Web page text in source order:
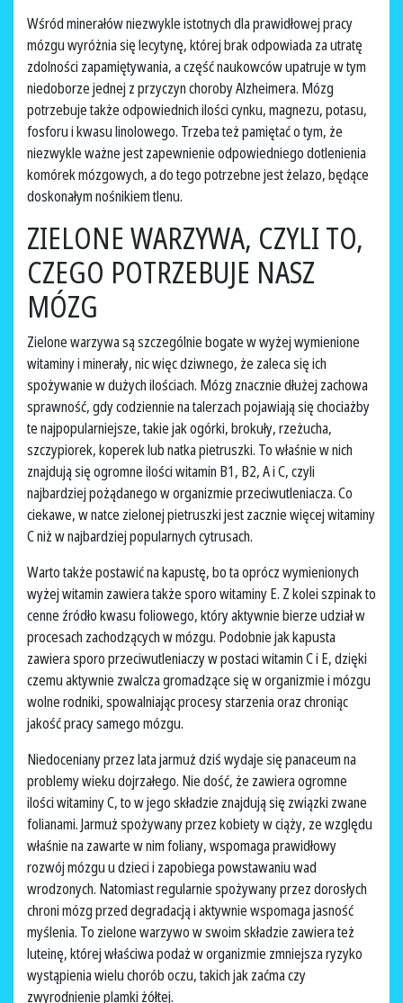
Wśród minerałów niezwykle istotnych dla prawidłowej pracy
mózgu wyróżnia się lecytynę, której brak odpowiada za utratę
zdolności zapamiętywania, a część naukowców upatruje w tym
niedoborze jednej z przyczyn choroby Alzheimera. Mózg
potrzebuje także odpowiednich ilości cynku, magnezu, potasu,
fosforu i kwasu linolowego. Trzeba też pamiętać o tym, że
niezwykle ważne jest zapewnienie odpowiedniego dotlenienia
komórek mózgowych, a do tego potrzebne jest żelazo, będące
doskonałym nośnikiem tlenu.
ZIELONE WARZYWA, CZYLI TO,
CZEGO POTRZEBUJE NASZ
MÓZG
Zielone warzywa są szczególnie bogate w wyżej wymienione
witaminy i minerały, nic więc dziwnego, że zaleca się ich
spożywanie w dużych ilościach. Mózg znacznie dłużej zachowa
sprawność, gdy codziennie na talerzach pojawiają się chociażby
te najpopularniejsze, takie jak ogórki, brokuły, rzeżucha,
szczypiorek, koperek lub natka pietruszki. To właśnie w nich
znajdują się ogromne ilości witamin B1, B2, A i C, czyli
najbardziej pożądanego w organizmie przeciwutleniacza. Co
ciekawe, w natce zielonej pietruszki jest zacznie więcej witaminy
C niż w najbardziej popularnych cytrusach.
Warto także postawić na kapustę, bo ta oprócz wymienionych
wyżej witamin zawiera także sporo witaminy E. Z kolei szpinak to
cenne źródło kwasu foliowego, który aktywnie bierze udział w
procesach zachodzących w mózgu. Podobnie jak kapusta
zawiera sporo przeciwutleniaczy w postaci witamin C i E, dzięki
czemu aktywnie zwalcza gromadzące się w organizmie i mózgu
wolne rodniki, spowalniając procesy starzenia oraz chroniąc
jakość pracy samego mózgu.
Niedoceniany przez lata jarmuż dziś wydaje się panaceum na
problemy wieku dojrzałego. Nie dość, że zawiera ogromne
ilości witaminy C, to w jego składzie znajdują się związki zwane
folianami. Jarmuż spożywany przez kobiety w ciąży, ze względu
właśnie na zawarte w nim foliany, wspomaga prawidłowy
rozwój mózgu u dzieci i zapobiega powstawaniu wad
wrodzonych. Natomiast regularnie spożywany przez dorosłych
chroni mózg przed degradacją i aktywnie wspomaga jasność
myślenia. To zielone warzywo w swoim składzie zawiera też
luteinę, której właściwa podaż w organizmie zmniejsza ryzyko
wystąpienia wielu chorób oczu, takich jak zaćma czy
zwyrodnienie plamki żółtej.